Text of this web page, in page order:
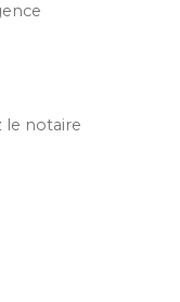
le notaire